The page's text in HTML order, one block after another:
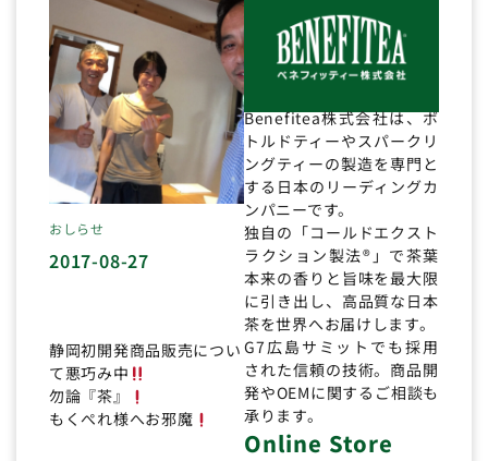
おしらせ
2017-08-27
静岡初開発商品販売につい
て悪巧み中
勿論『茶』
もくぺれ様へお邪魔
Benefitea株式会社は、ボ
トルドティーやスパークリ
ングティーの製造を専門と
する日本のリーディングカ
ンパニーです。
独自の「コールドエクスト
ラクション製法®」で茶葉
本来の香りと旨味を最大限
に引き出し、高品質な日本
茶を世界へお届けします。
G7広島サミットでも採用
された信頼の技術。商品開
発やOEMに関するご相談も
承ります。
Online Store